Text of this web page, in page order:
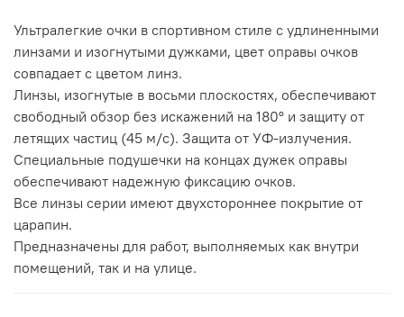
Ультралегкие очки в спортивном стиле с удлиненными
линзами и изогнутыми дужками, цвет оправы очков
совпадает с цветом линз.
Линзы, изогнутые в восьми плоскостях, обеспечивают
свободный обзор без искажений на 180° и защиту от
летящих частиц (45 м/с). Защита от УФ-излучения.
Специальные подушечки на концах дужек оправы
обеспечивают надежную фиксацию очков.
Все линзы серии имеют двухстороннее покрытие от
царапин.
Предназначены для работ, выполняемых как внутри
помещений, так и на улице.